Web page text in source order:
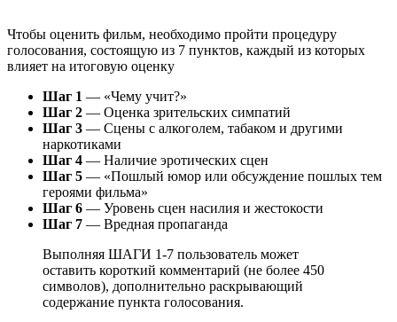
Чтобы оценить фильм, необходимо пройти процедуру
голосования, состоящую из 7 пунктов, каждый из которых
влияет на итоговую оценку
Шаг 1 — «Чему учит?»
Шаг 2 — Оценка зрительских симпатий
Шаг 3 — Сцены с алкоголем, табаком и другими
наркотиками
Шаг 4 — Наличие эротических сцен
Шаг 5 — «Пошлый юмор или обсуждение пошлых тем
героями фильма»
Шаг 6 — Уровень сцен насилия и жестокости
Шаг 7 — Вредная пропаганда
Выполняя ШАГИ 1-7 пользователь может
оставить короткий комментарий (не более 450
символов), дополнительно раскрывающий
содержание пункта голосования.